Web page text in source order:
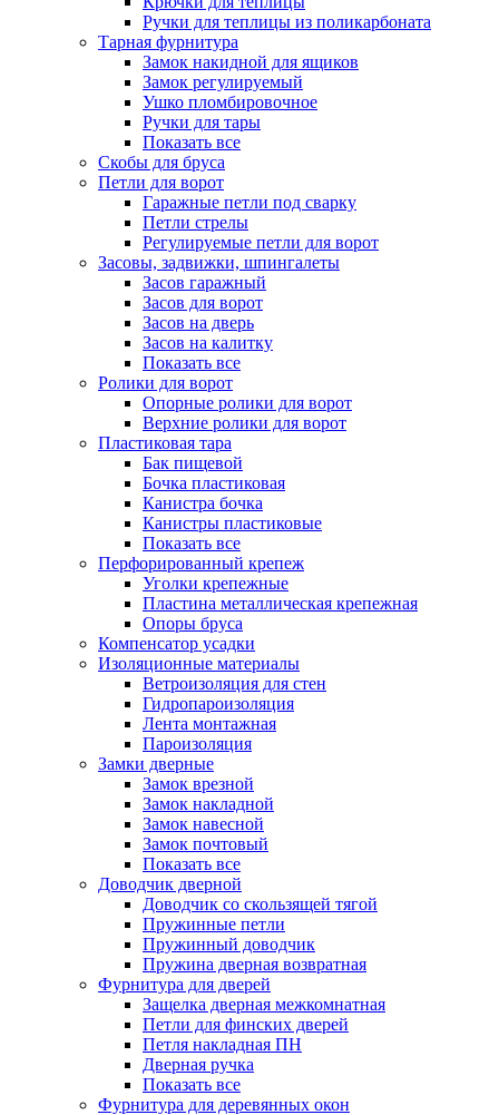
Ручки для теплицы из поликарбоната
Тарная фурнитура
Замок накидной для ящиков
Замок регулируемый
Ушко пломбировочное
Ручки для тары
Показать все
Скобы для бруса
Петли для ворот
Гаражные петли под сварку
Петли стрелы
Регулируемые петли для ворот
Засовы, задвижки, шпингалеты
Засов гаражный
Засов для ворот
Засов на дверь
Засов на калитку
Показать все
Ролики для ворот
Опорные ролики для ворот
Верхние ролики для ворот
Пластиковая тара
Бак пищевой
Бочка пластиковая
Канистра бочка
Канистры пластиковые
Показать все
Перфорированный крепеж
Уголки крепежные
Пластина металлическая крепежная
Опоры бруса
Компенсатор усадки
Изоляционные материалы
Ветроизоляция для стен
Гидропароизоляция
Лента монтажная
Пароизоляция
Замки дверные
Замок врезной
Замок накладной
Замок навесной
Замок почтовый
Показать все
Доводчик дверной
Доводчик со скользящей тягой
Пружинные петли
Пружинный доводчик
Пружина дверная возвратная
Фурнитура для дверей
Защелка дверная межкомнатная
Петли для финских дверей
Петля накладная ПН
Дверная ручка
Показать все
Фурнитура для деревянных окон